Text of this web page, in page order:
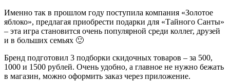
Именно так в прошлом году поступила компания «Золотое
яблоко», предлагая приобрести подарки для «Тайного Санты»
– эта игра становится очень популярной среди коллег, друзей
и в больших семьях 🙂
Бренд подготовил 3 подборки скидочных товаров – за 500,
1000 и 1500 рублей. Очень удобно, а главное не нужно бежать
в магазин, можно оформить заказ через приложение.